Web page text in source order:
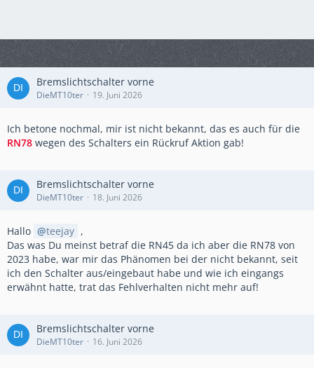
Bremslichtschalter vorne
DieMT10ter 19. Juni 2026
Ich betone nochmal, mir ist nicht bekannt, das es auch für die
RN78 wegen des Schalters ein Rückruf Aktion gab!
Bremslichtschalter vorne
DieMT10ter 18. Juni 2026
Hallo teejay ,
Das was Du meinst betraf die RN45 da ich aber die RN78 von
2023 habe, war mir das Phänomen bei der nicht bekannt, seit
ich den Schalter aus/eingebaut habe und wie ich eingangs
erwähnt hatte, trat das Fehlverhalten nicht mehr auf!
Bremslichtschalter vorne
DieMT10ter 16. Juni 2026